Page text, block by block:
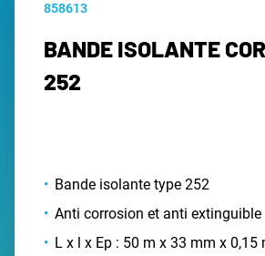
858613
BANDE ISOLANTE
252
Bande isolante type 252
Anti corrosion et anti extinguible
L x l x Ep : 50 m x 33 mm x 0,15